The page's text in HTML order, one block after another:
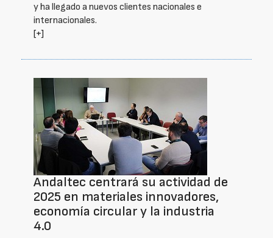
y ha llegado a nuevos clientes nacionales e
internacionales.
[+]
Andaltec centrará su actividad de
2025 en materiales innovadores,
economía circular y la industria
4.0